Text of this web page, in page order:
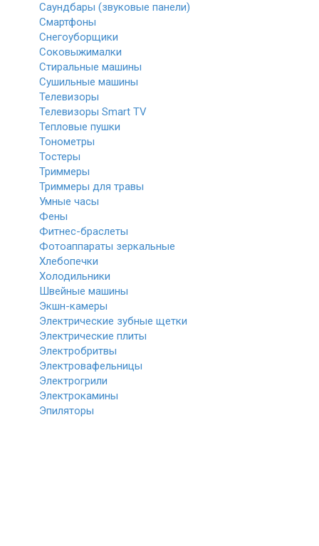
Саундбары (звуковые панели)
Смартфоны
Снегоуборщики
Соковыжималки
Стиральные машины
Сушильные машины
Телевизоры
Телевизоры Smart TV
Тепловые пушки
Тонометры
Тостеры
Триммеры
Триммеры для травы
Умные часы
Фены
Фитнес-браслеты
Фотоаппараты зеркальные
Хлебопечки
Холодильники
Швейные машины
Экшн-камеры
Электрические зубные щетки
Электрические плиты
Электробритвы
Электровафельницы
Электрогрили
Электрокамины
Эпиляторы